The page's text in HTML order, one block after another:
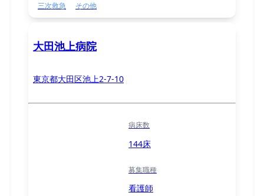
三次救急
その他
大田池上病院
東京都大田区池上2-7-10
病床数
144床
募集職種
看護師